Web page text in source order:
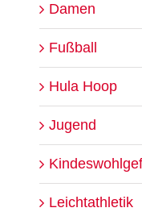
Damen
Fußball
Hula Hoop
Jugend
Leichtathletik